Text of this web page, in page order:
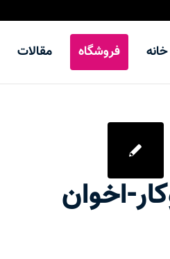
خانه فروشگاه مقالات